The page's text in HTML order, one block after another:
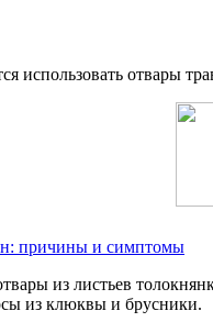
использовать отвары
причины и симптомы
из листьев
из клюквы и брусники.